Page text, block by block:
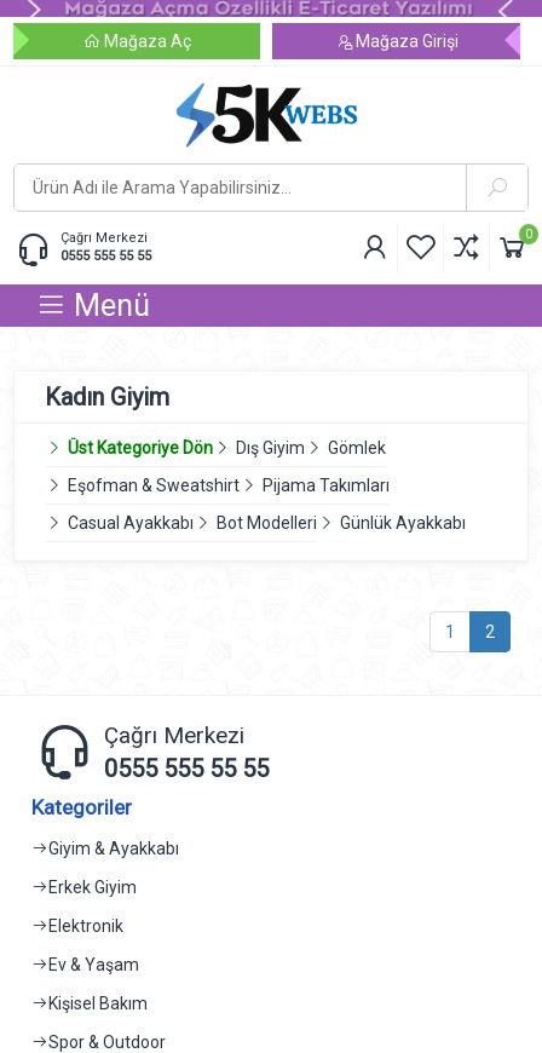
Mağaza Aç Mağaza Girişi
Çağrı Merkezi
0555 555 55 55
0
Menü
Kadın Giyim
Üst Kategoriye Dön Dış Giyim
Gömlek
Eşofman & Sweatshirt
Pijama Takımları
Casual Ayakkabı
Bot Modelleri Günlük Ayakkabı
1 2
Çağrı Merkezi
0555 555 55 55
Kategoriler
Giyim & Ayakkabı
Erkek Giyim
Elektronik
Ev & Yaşam
Kişisel Bakım
Spor & Outdoor